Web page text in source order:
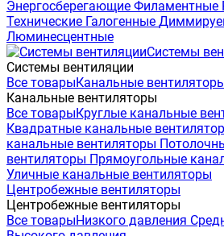
Энергосберегающие Филаментные
Технические Галогенные
Люминесцентные
Системы
Системы вентиляции
Все товарыКанальные
Канальные вентиляторы
Все товарыКруглые канальные
Квадратные канальные
канальные вентиляторы
вентиляторы Прямоугольные
Уличные канальные вентиляторы
Центробежные вентиляторы
Центробежные вентиляторы
Все товарыНизкого давления